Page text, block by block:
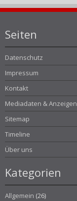
Seiten
Datenschutz
Impressum
Kontakt
Mediadaten & Anzeigen
Sitemap
Timeline
Über uns
Kategorien
Allgemein (26)